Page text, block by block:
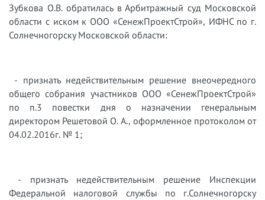
Зубкова О.В. обратилась в Арбитражный суд Московской
области с иском к ООО «СенежПроектСтрой», ИФНС по г.
Солнечногорску Московской области:
- признать недействительным решение внеочередного
общего собрания участников ООО «СенежПроектСтрой»
по п.3 повестки дня о назначении генеральным
директором Решетовой О. А., оформленное протоколом от
04.02.2016г. № 1;
- признать недействительным решение Инспекции
Федеральной налоговой службы по г.Солнечногорску